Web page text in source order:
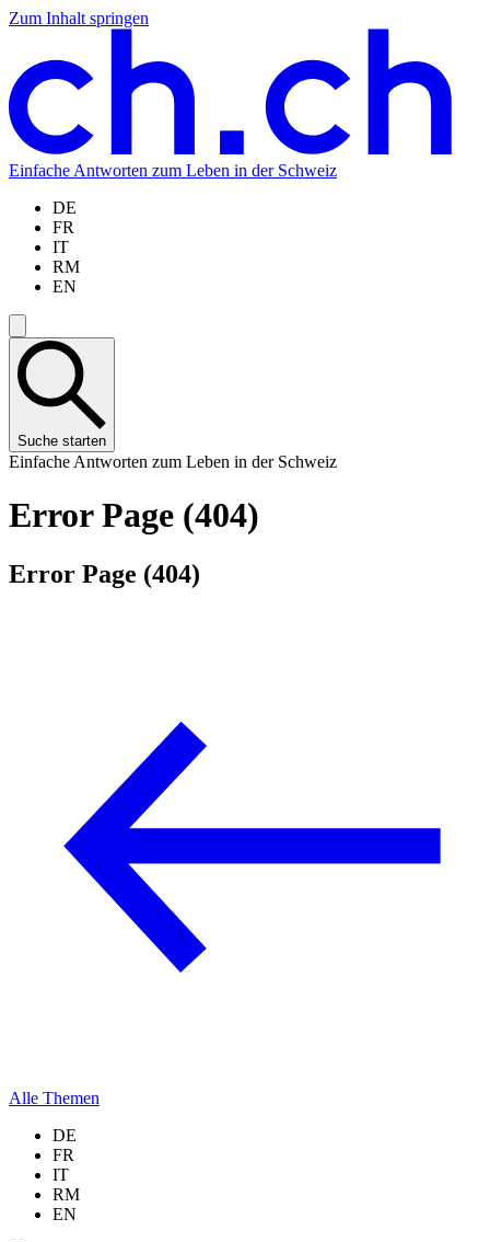
Zum Inhalt springen
Zum
springen
Zur
springen
Zur
springen
Zur
springen
Einfache Antworten zum Leben in der Schweiz
DE
FR
IT
RM
EN
Suche starten
Einfache Antworten zum Leben in der Schweiz
Error Page (404)
Error Page (404)
Alle Themen
DE
FR
IT
RM
EN